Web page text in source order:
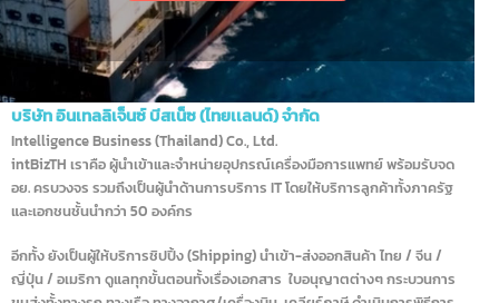
ชิปปิ้งจีน (Shipping)
บริษัท อินเทลลิเจ็นซ์ บีสเน็ซ (ไทยเเลนด์) จำกัด
Intelligence Business (Thailand) Co., Ltd.
อย. ครบวงจร รวมถึงเป็นผู้นำด้านการบริการ IT โดยให้บริการลูกค้าทั้งภาครัฐ
และเอกชนชั้นนำกว่า 50 องค์กร